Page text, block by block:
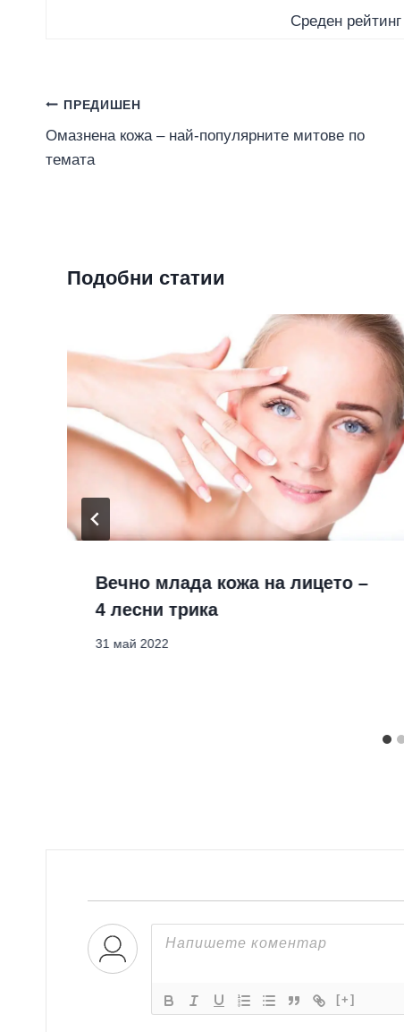
Среден рейтинг
Навигация
ПРЕДИШЕН
Омазнена кожа – най-популярните митове по
темата
Подобни статии
Вечно млада кожа на лицето –
4 лесни трика
31 май 2022
[+]